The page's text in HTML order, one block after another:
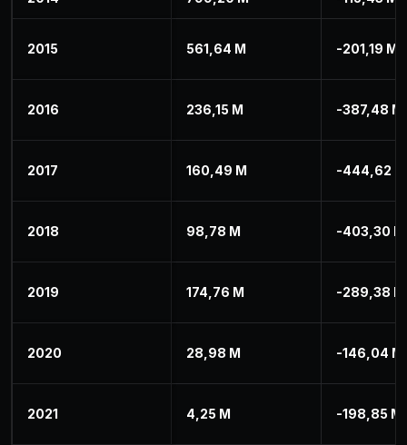
2015 561,64 M -201,19 M
2016 236,15 M -387,48 M
2017 160,49 M -444,62 M
2018 98,78 M -403,30 M
2019 174,76 M -289,38 M
2020 28,98 M -146,04 M
2021 4,25 M -198,85 M